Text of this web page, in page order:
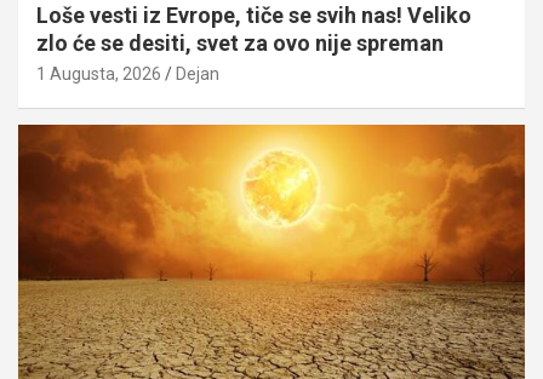
Loše vesti iz Evrope, tiče se svih nas! Veliko
zlo će se desiti, svet za ovo nije spreman
1 Augusta, 2026 Dejan